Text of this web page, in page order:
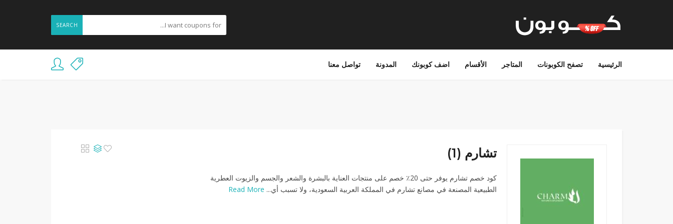
SEARCH
تواصل معنا المدونة اضف كوبونك الأقسام المتاجر تصفح الكوبونات الرئيسية
تشارم (1)
كود خصم تشارم يوفر حتى 20٪ خصم على منتجات العناية بالبشرة والشعر والجسم والزيوت العطرية
الطبيعية المصنعة في مصانع تشارم في المملكة العربية السعودية، ولا تسبب أي... Read More